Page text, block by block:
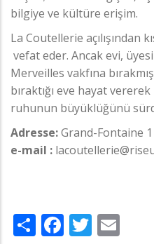
bilgiye ve kültüre erişim.
La Coutellerie açılışından
vefat eder. Ancak evi,
Merveilles vakfına
bıraktığı eve hayat
ruhunun büyüklüğünü
Adresse:Grand-Fontaine
e-mail :
ShareFacebook
Twitter